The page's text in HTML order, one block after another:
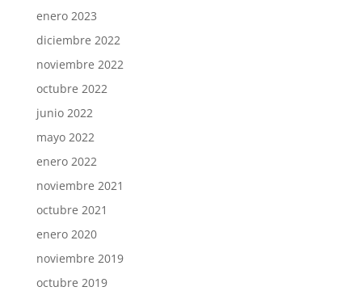
enero 2023
diciembre 2022
noviembre 2022
octubre 2022
junio 2022
mayo 2022
enero 2022
noviembre 2021
octubre 2021
enero 2020
noviembre 2019
octubre 2019